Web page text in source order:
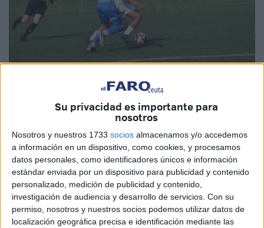
Su privacidad es importante para
nosotros
Nosotros y nuestros 1733 socios almacenamos y/o accedemos
a información en un dispositivo, como cookies, y procesamos
datos personales, como identificadores únicos e información
estándar enviada por un dispositivo para publicidad y contenido
personalizado, medición de publicidad y contenido,
investigación de audiencia y desarrollo de servicios. Con su
permiso, nosotros y nuestros socios podemos utilizar datos de
localización geográfica precisa e identificación mediante las
El Ceuta Bempató a cero contra el Xerez Deportivoen el
primer partido de la segunda eliminatoria de losplayoffs
de ascenso a Segunda RFEF. El conjunto de Perita y
Mohamed se la jugará la semana que viene en 'Chapín'
para seguir soñando.